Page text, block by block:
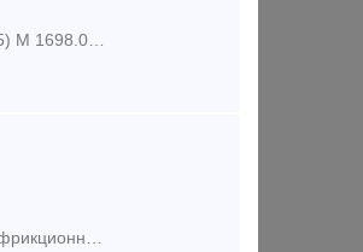
Купим запчасти для подвижного состава жд транспорта: - купим Клин ханина фрикционный (сч35) М 1698.00.003 новый усиленный и облегченный , от 10шт - купим Колодку локомотивную гребн
Общество с ограниченной ответственностью «Армата» предлагает осуществить поставку клина фрикционного СЧ-35 М1698.00.003 (клеймо 1518). Продукция в наличии, возможно изготовление под заказ до 20 000